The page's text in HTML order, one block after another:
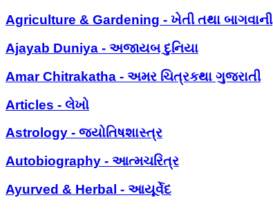
Agriculture & Gardening - ખેતી તથા બાગવાની
Ajayab Duniya - અજાયબ દુનિયા
Amar Chitrakatha - અમર ચિત્રકથા ગુજરાતી
Articles - લેખો
Astrology - જ્યોતિષશાસ્ત્ર
Autobiography - આત્મચરિત્ર
Ayurved & Herbal - આયૂર્વેદ